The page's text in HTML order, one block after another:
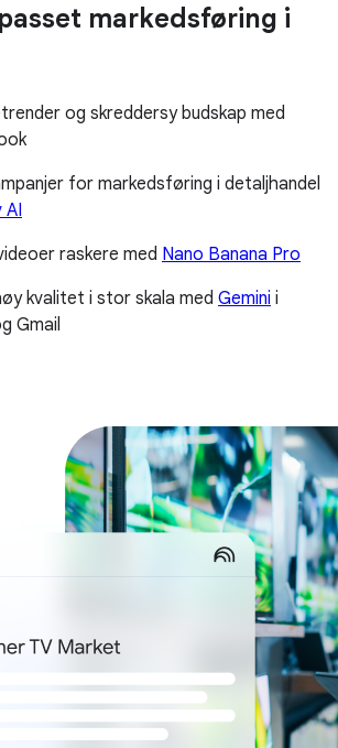
markedsføring i
og skreddersy budskap med
for markedsføring i detaljhandel
AI
raskere med Nano Banana Pro
kvalitet i stor skala med Gemini i
Gmail